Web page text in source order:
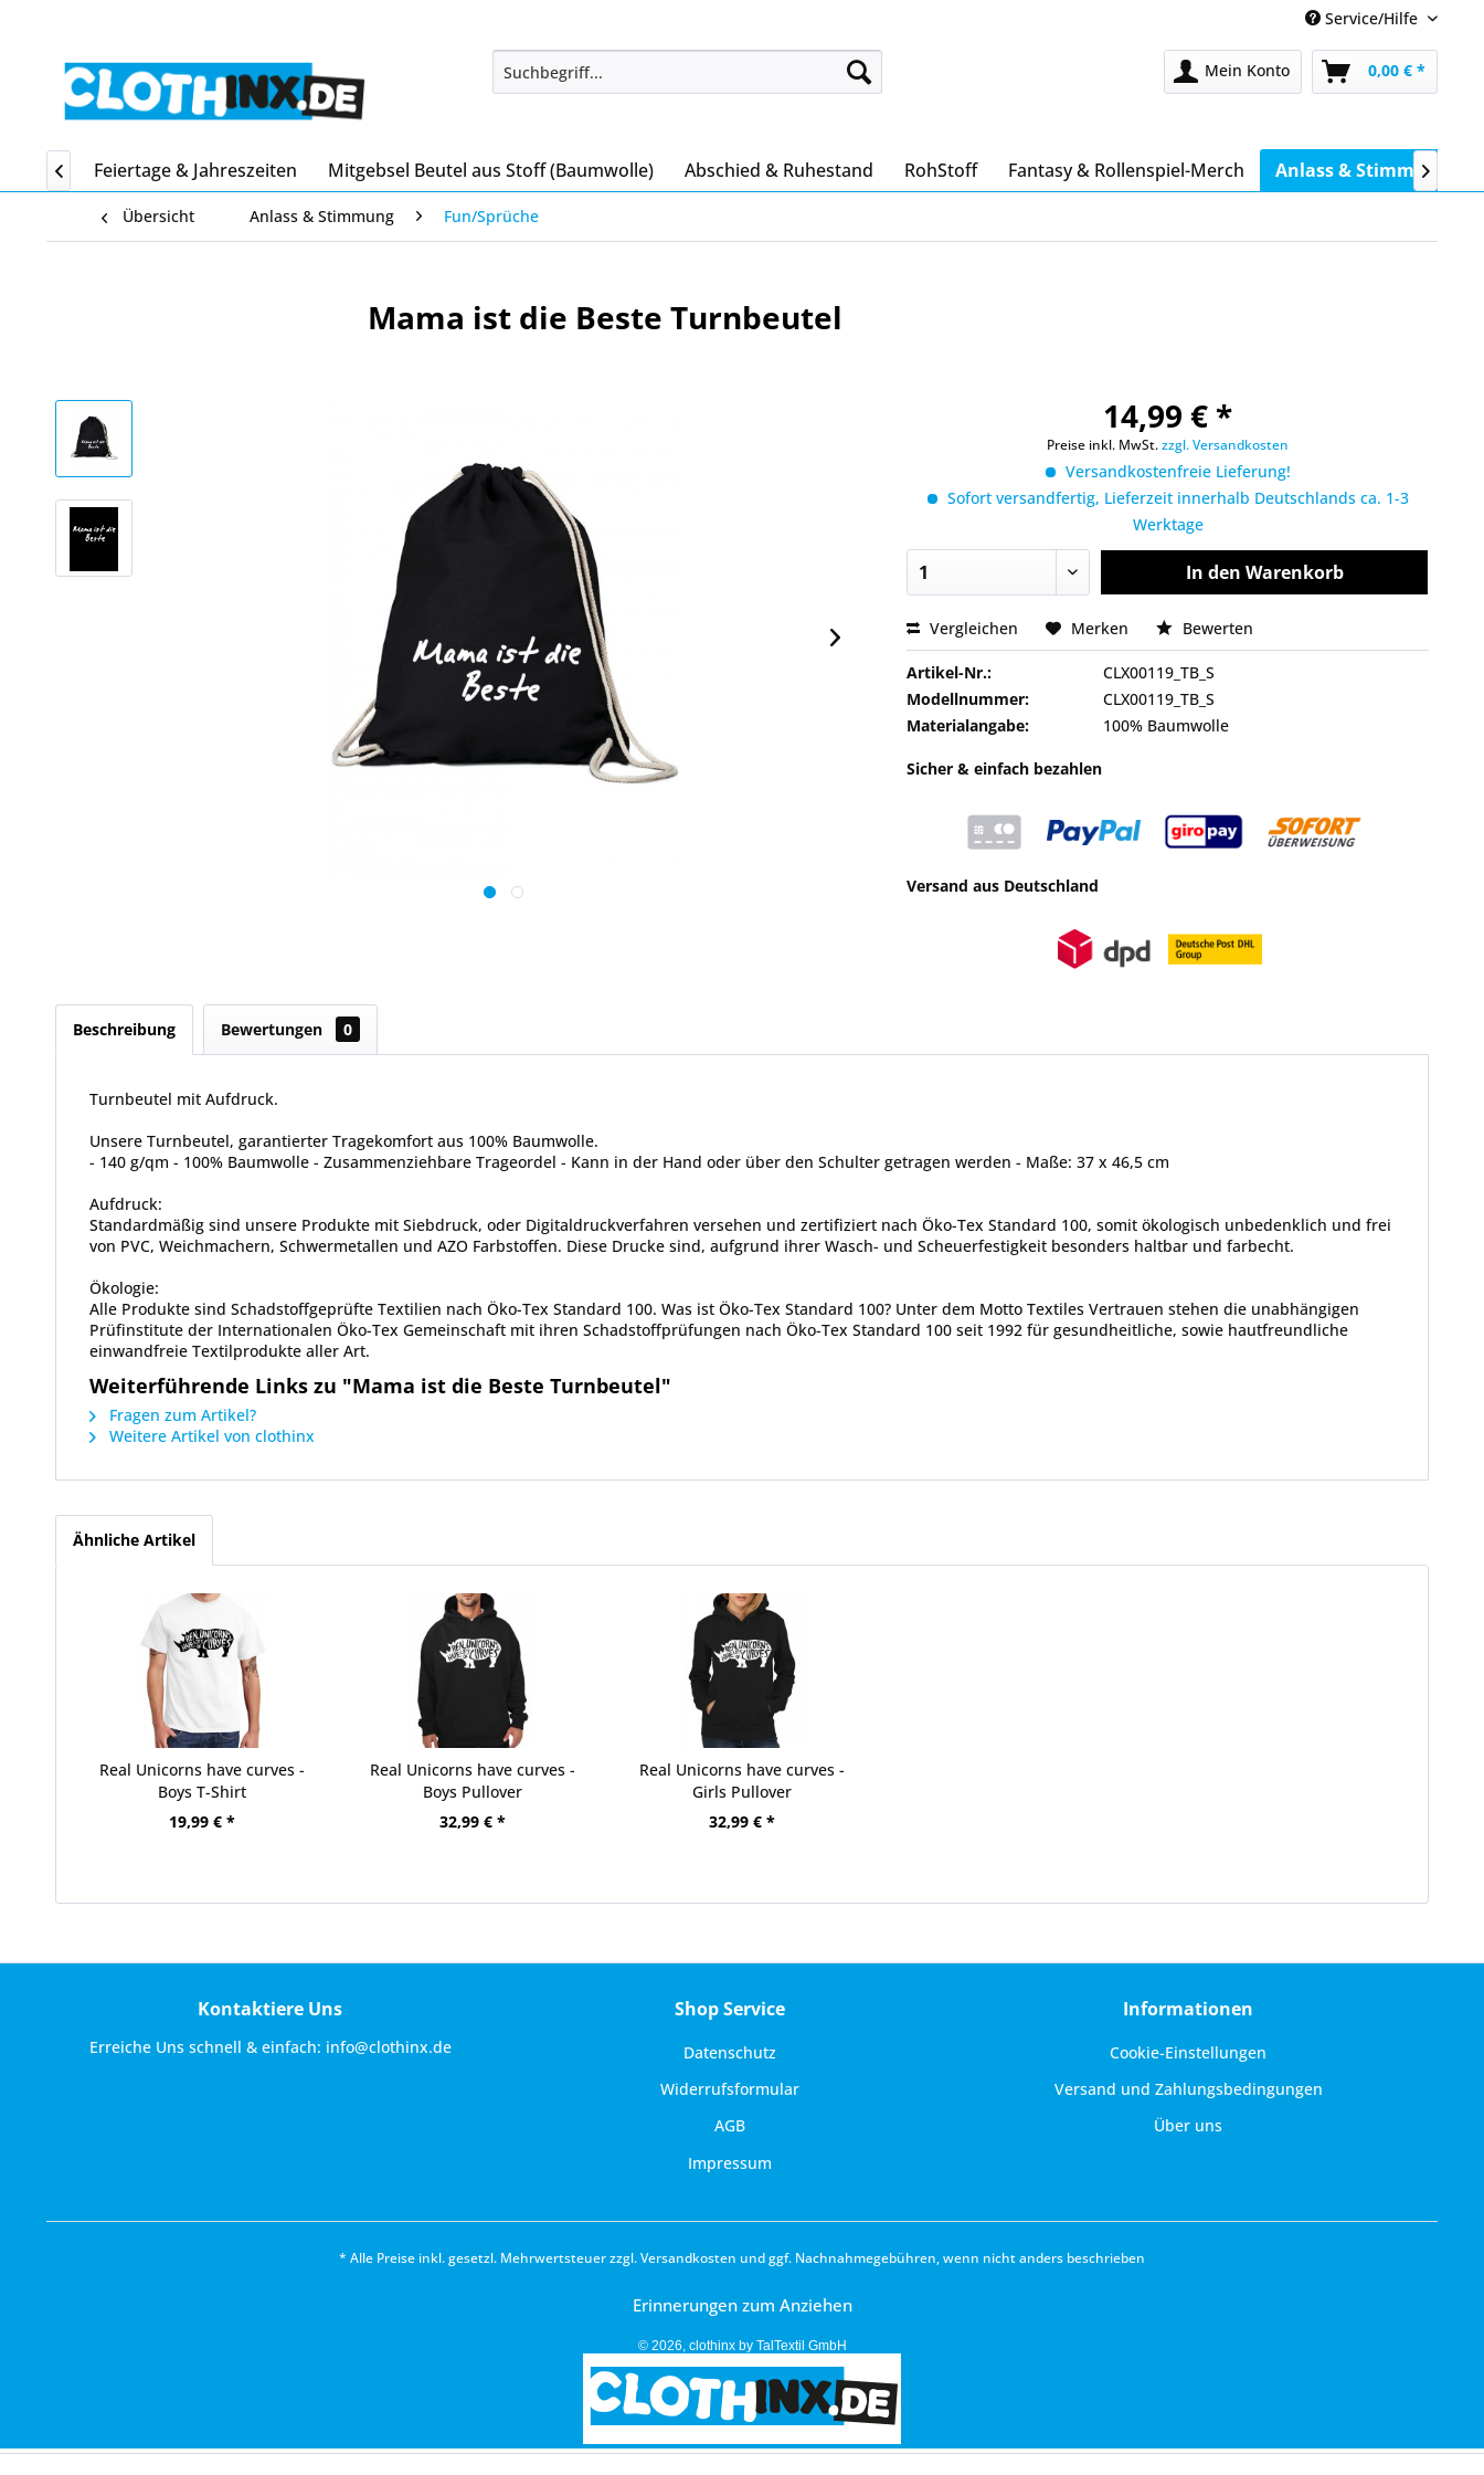
Service/Hilfe
Mein Konto 0,00 € *
Home Feiertage & Jahreszeiten Mitgebsel Beutel aus Stoff (Baumwolle) Abschied & Ruhestand RohStoff Fantasy & Rollenspiel-Merch Anlass & Stimmung
 
Übersicht Anlass & Stimmung Fun/Sprüche
Mama ist die Beste Turnbeutel
14,99 € *
Preise inkl. MwSt.zzgl. Versandkosten
Versandkostenfreie Lieferung!
Sofort versandfertig, Lieferzeit innerhalb Deutschlands ca. 1-3
Werktage
In den Warenkorb
Vergleichen Merken Bewerten
Artikel-Nr.:
CLX00119_TB_S
Modellnummer:
CLX00119_TB_S
Materialangabe:
100% Baumwolle
Sicher & einfach bezahlen
Versand aus Deutschland
Beschreibung Bewertungen 0
Turnbeutel mit Aufdruck.
Unsere Turnbeutel, garantierter Tragekomfort aus 100% Baumwolle.
- 140 g/qm - 100% Baumwolle - Zusammenziehbare Trageordel - Kann in der Hand oder über den Schulter getragen werden - Maße: 37 x 46,5 cm
Aufdruck:
Standardmäßig sind unsere Produkte mit Siebdruck, oder Digitaldruckverfahren versehen und zertifiziert nach Öko-Tex Standard 100, somit ökologisch unbedenklich und frei
von PVC, Weichmachern, Schwermetallen und AZO Farbstoffen. Diese Drucke sind, aufgrund ihrer Wasch- und Scheuerfestigkeit besonders haltbar und farbecht.
Ökologie:
Alle Produkte sind Schadstoffgeprüfte Textilien nach Öko-Tex Standard 100. Was ist Öko-Tex Standard 100? Unter dem Motto Textiles Vertrauen stehen die unabhängigen
Prüfinstitute der Internationalen Öko-Tex Gemeinschaft mit ihren Schadstoffprüfungen nach Öko-Tex Standard 100 seit 1992 für gesundheitliche, sowie hautfreundliche
einwandfreie Textilprodukte aller Art.
Weiterführende Links zu "Mama ist die Beste Turnbeutel"
Fragen zum Artikel?
Weitere Artikel von clothinx
Ähnliche Artikel
Real Unicorns have curves -
Boys T-Shirt
19,99 € *
Real Unicorns have curves -
Boys Pullover
32,99 € *
Real Unicorns have curves -
Girls Pullover
32,99 € *
Kontaktiere Uns
Erreiche Uns schnell & einfach: info@clothinx.de
Shop Service
Datenschutz
Widerrufsformular
AGB
Impressum
Informationen
Cookie-Einstellungen
Versand und Zahlungsbedingungen
Über uns
* Alle Preise inkl. gesetzl. Mehrwertsteuer zzgl.Versandkosten und ggf. Nachnahmegebühren, wenn nicht anders beschrieben
Erinnerungen zum Anziehen
© 2026, clothinx by TalTextil GmbH